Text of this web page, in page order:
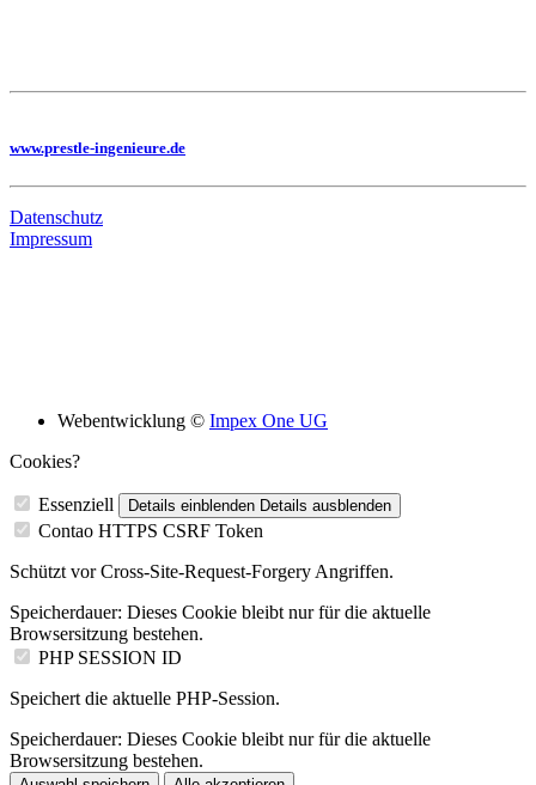
www.prestle-ingenieure.de
Datenschutz
Impressum
Webentwicklung © Impex One UG
Cookies?
Essenziell Details einblenden Details ausblenden
Contao HTTPS CSRF Token
Schützt vor Cross-Site-Request-Forgery Angriffen.
Speicherdauer: Dieses Cookie bleibt nur für die aktuelle
Browsersitzung bestehen.
PHP SESSION ID
Speichert die aktuelle PHP-Session.
Speicherdauer: Dieses Cookie bleibt nur für die aktuelle
Browsersitzung bestehen.